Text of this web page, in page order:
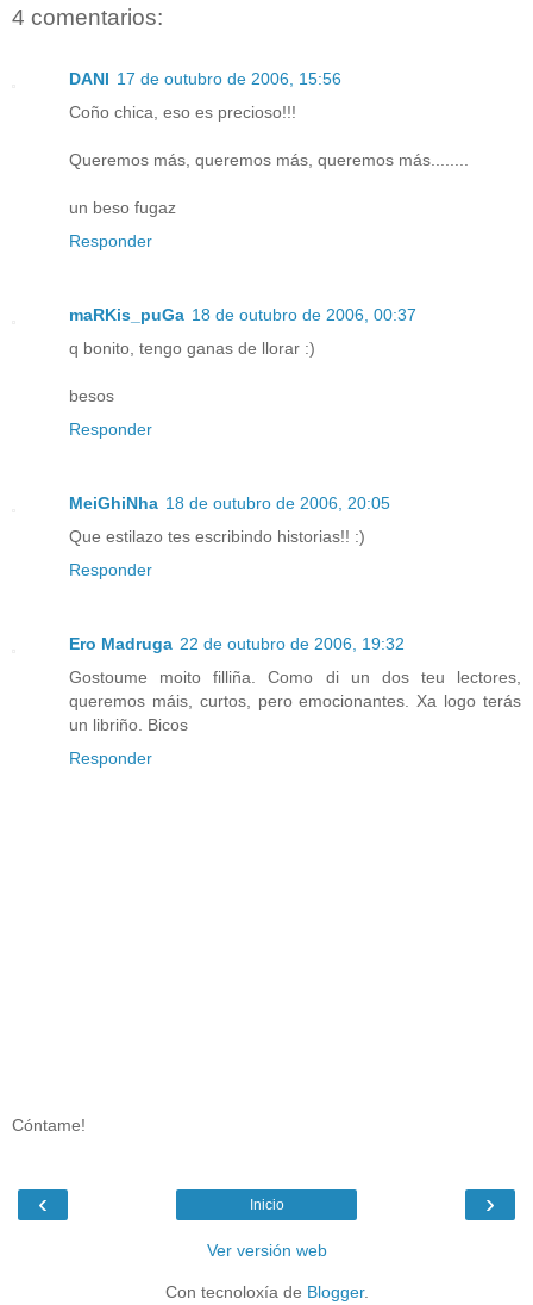
4 comentarios:
DANI 17 de outubro de 2006, 15:56
Coño chica, eso es precioso!!!
Queremos más, queremos más, queremos más........
un beso fugaz
Responder
maRKis_puGa 18 de outubro de 2006, 00:37
q bonito, tengo ganas de llorar :)
besos
Responder
MeiGhiNha 18 de outubro de 2006, 20:05
Que estilazo tes escribindo historias!! :)
Responder
Ero Madruga 22 de outubro de 2006, 19:32
Gostoume moito filliña. Como di un dos teu lectores,
queremos máis, curtos, pero emocionantes. Xa logo terás
un libriño. Bicos
Responder
Cóntame!
‹ ›
Inicio
Ver versión web
Con tecnoloxía de Blogger.